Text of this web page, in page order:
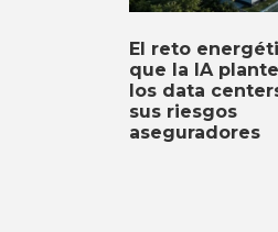
El reto
que la IA
los data
sus riesgos
aseguradores